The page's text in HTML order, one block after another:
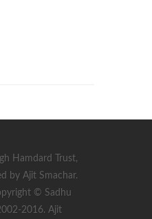
Hamdard Trust,
by Ajit Smachar.
© Sadhu
2016. Ajit